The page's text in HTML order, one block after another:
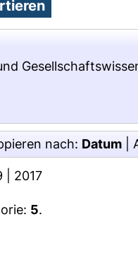
nach: Datum
2017
5.